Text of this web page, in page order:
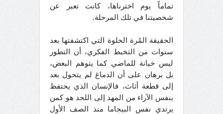
تماماً يوم اخترناها، كانت تعبر عن
شخصيتنا في تلك المرحلة.
الحقيقة المُرة الحلوة التي اكتشفتها بعد
سنوات من التخبط الفكري، أن التطور
ليس خيانة للماضي كما يتوهم البعض،
بل برهان على أن الدماغ لم يتحول بعد
إلى قطعة أثاث، فالإنسان الذي يحتفظ
بنفس الآراء من المهد إلى اللحد هو كمن
يرتدي نفس البيجاما منذ الصف الأول